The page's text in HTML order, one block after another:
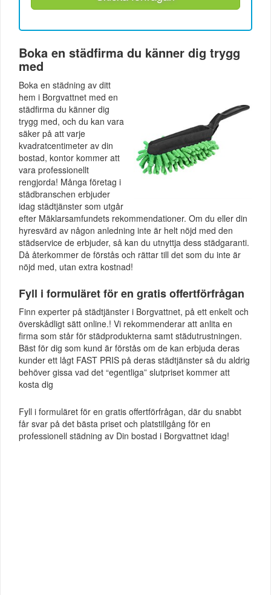
Boka en städfirma du känner dig trygg
med
Boka en städning av ditt
hem i Borgvattnet med en
städfirma du känner dig
trygg med, och du kan vara
säker på att varje
kvadratcentimeter av din
bostad, kontor kommer att
vara professionellt
rengjorda! Många företag i
städbranschen erbjuder
idag städtjänster som utgår
efter Mäklarsamfundets rekommendationer. Om du eller din
hyresvärd av någon anledning inte är helt nöjd med den
städservice de erbjuder, så kan du utnyttja dess städgaranti.
Då återkommer de förstås och rättar till det som du inte är
nöjd med, utan extra kostnad!
Fyll i formuläret för en gratis offertförfrågan
Finn experter på städtjänster i Borgvattnet, på ett enkelt och
överskådligt sätt online.! Vi rekommenderar att anlita en
firma som står för städprodukterna samt städutrustningen.
Bäst för dig som kund är förstås om de kan erbjuda deras
kunder ett lågt FAST PRIS på deras städtjänster så du aldrig
behöver gissa vad det “egentliga” slutpriset kommer att
kosta dig
Fyll i formuläret för en gratis offertförfrågan, där du snabbt
får svar på det bästa priset och platstillgång för en
professionell städning av Din bostad i Borgvattnet idag!